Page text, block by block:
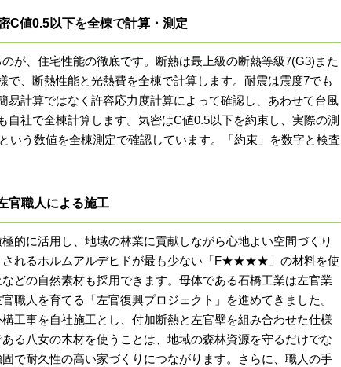
C値0.5以下を全棟で計算・測定
が、住宅性能の徹底です。断熱は最上級の断熱等級7(G3)また
で、断熱性能と光熱費を全棟で計算します。耐震は震度7でも
易計算ではなく許容応力度計算によって確認し、あわせて台風
自社で全棟計算します。気密はC値0.5以下を約束し、実際の測
いう数値を全棟測定で確認しています。「約束」を数字と検査
官職人による施工
的に活用し、地域の林業に貢献しながら心地よい空間づくり
されるホルムアルデヒドが最も少ない「F★★★★」の材料を使
どの自然素材も採用できます。母体である石橋工業は左官業
職人を育てる「左官復興プロジェクト」を進めてきました。
工事を自社施工とし、付加断熱と左官壁を組み合わせた仕様
る八女の木材を使うことは、地域の森林資源を守るだけでな
で耐久性の高い家づくりにつながります。さらに、職人の手